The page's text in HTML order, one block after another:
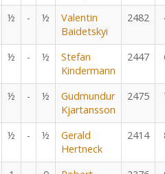
½ - ½
Valentin
Baidetskyi
2482
½ - ½
Stefan
Kindermann
2447
½ - ½
Gudmundur
Kjartansson
2475
½ - ½
Gerald
Hertneck
2414